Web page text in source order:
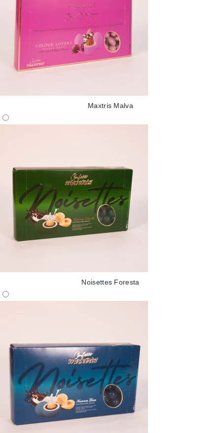
Maxtris Malva
Noisettes Foresta